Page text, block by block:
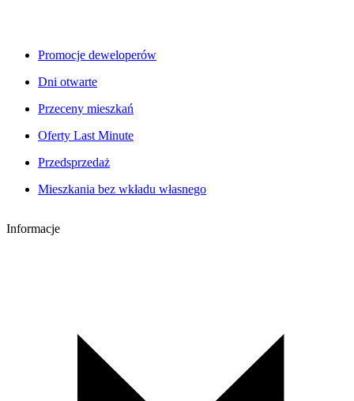
Promocje deweloperów
Dni otwarte
Przeceny mieszkań
Oferty Last Minute
Przedsprzedaż
Mieszkania bez wkładu własnego
Informacje